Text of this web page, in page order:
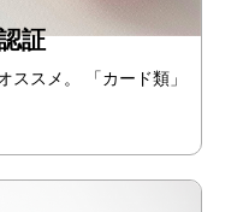
証
ススメ。 「カード類」